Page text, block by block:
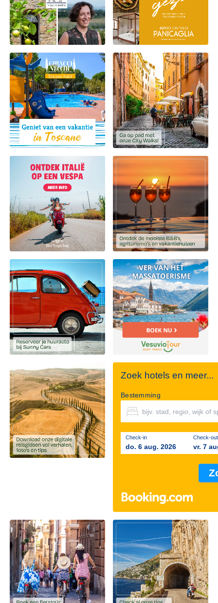
Zoek hotels en meer...
Bestemming
Check-in
do. 6 aug. 2026
Check-out
vr. 7